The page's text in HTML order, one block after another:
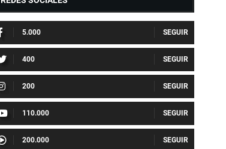
5.000
400
200
110.000
200.000